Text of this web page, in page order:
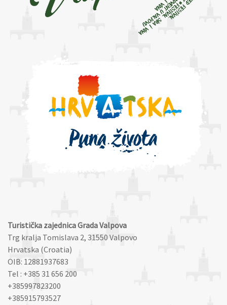
Turistička zajednica Grada Valpova
Trg kralja Tomislava 2, 31550 Valpovo
Hrvatska (Croatia)
OIB: 12881937683
Tel : +385 31 656 200
+385997823200
+385915793527